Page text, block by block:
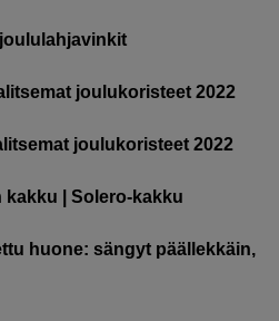
joulukoristeet 2022
joulukoristeet 2022
kakku | Solero-kakku
huone: sängyt päällekkäin,